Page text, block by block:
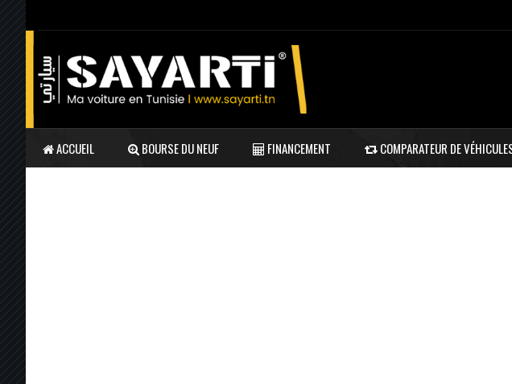
ACCUEIL BOURSE DU NEUF FINANCEMENT COMPARATEUR DE